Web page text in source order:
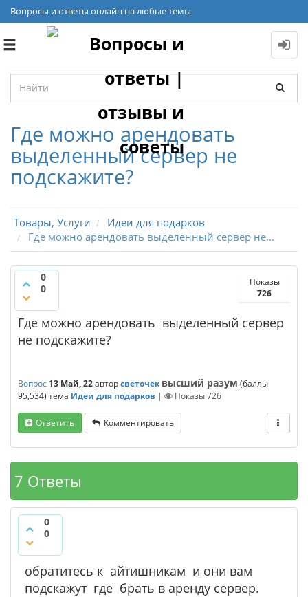
Вопросы и ответы онлайн на любые темы
Toggle
Где можно арендовать
выделенный сервер не
подскажите?
Товары, Услуги
Идеи для подарков
Где можно арендовать выделенный сервер не...
0
0
Показы
726
Где можно арендовать выделенный сервер
не подскажите?
Вопрос 13 Май, 22авторсветочек высший разум (баллы
95,534) тема Идеи для подарков | Показы726
Ответить Комментировать
7 Ответы
0
0
обратитесь к айтишникам и они вам
подскажут где брать в аренду сервер.